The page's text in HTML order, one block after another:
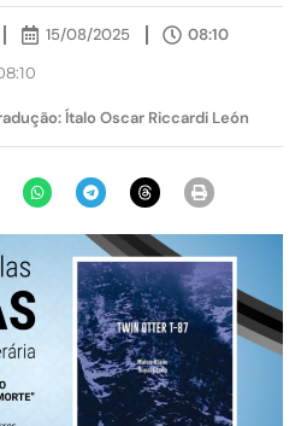
15/08/2025 08:10
Ítalo Oscar Riccardi León